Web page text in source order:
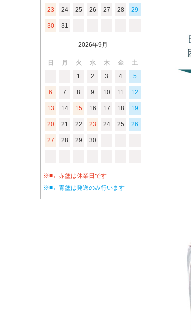
23 24 25 26 27 28 29
30 31
2026年9月
日 月 火 水 木 金
土
1
2 3 4 5
6 7 8 9 10 11 12
13 14 15 16 17 18 19
20 21 22 23 24 25 26
27 28 29 30
※■←赤塗は休業日です
※■←青塗は発送のみ行います